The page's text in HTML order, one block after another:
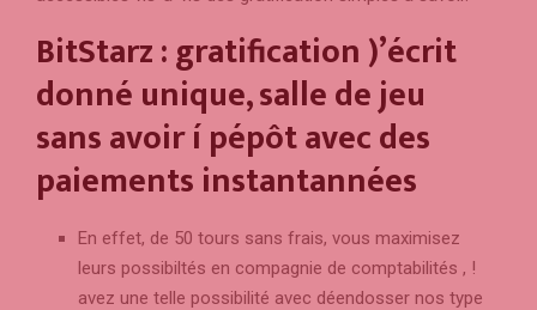
BitStarz : gratification )’écrit
donné unique, salle de jeu
sans avoir í pépôt avec des
paiements instantannées
En effet, de 50 tours sans frais, vous maximisez
leurs possibiltés en compagnie de comptabilités , !
avez une telle possibilité avec déendosser nos type